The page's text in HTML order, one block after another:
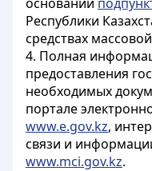
Республики
средствах
4. Полная
предоставления
необходимых
портале
www.e.gov.kz,
связи и
www.mci.gov.kz.